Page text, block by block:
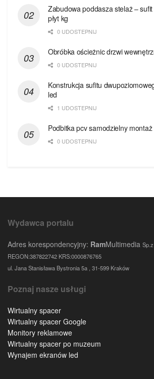
Zabudowa poddasza stelaż –
płyt kg
0 UDOSTEPNIJ
Obróbka ościeżnic drzwi
0 UDOSTEPNIJ
Konstrukcja sufitu
led
1 UDOSTEPNIJ
Podbitka pcv samodzielny
0 UDOSTEPNIJ
Wydawca portalu
Adres korespondencyjny: RamMultimedia Sp.z
REGON:387822742 KRS:0000876765
ul. Jana Stanisława Bystronia 5a , 31-599 Kraków
Poznaj nasze usługi
Wirtualny spacer
Wirtualny spacer Google
Monitory reklamowe
Wirtualny spacer po muzeum
Wynajem ekranów led